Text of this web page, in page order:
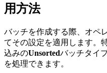
用方法
バッチを作成する際、オペ
てその設定を適用します。
込みのUnsortedバッチタイ
を処理できます。